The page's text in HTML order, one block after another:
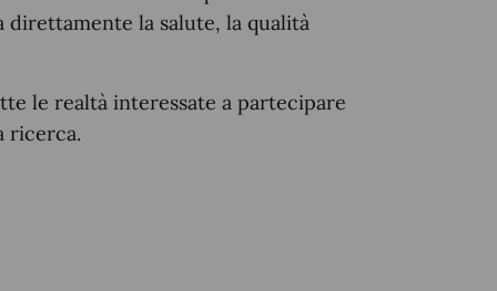
la salute, la qualità
le realtà interessate a partecipare
ricerca.